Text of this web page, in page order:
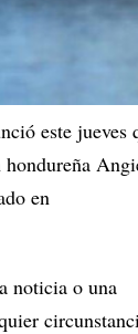
este jueves
en
noticia o una